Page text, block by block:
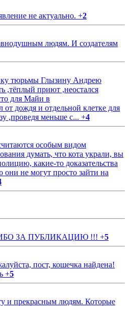
не актуально. +2
людям. И создателям
тюрьмы Глызину Андрею
,тёплый приют ,неостался
для Майи в
дождя и отдельной клетке для
,проведя меньше с... +4
особым видом
думать, что кота украли, вы
какие-то доказательства
не могут просто зайти на
ЗА ПУБЛИКАЦИЮ !!! +5
пост, кошечка найдена!
+5
и прекрасным людям. Которые